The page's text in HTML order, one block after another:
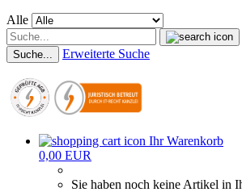
Alle
Suche... Erweiterte Suche
Ihr Warenkorb
0,00 EUR
Sie haben noch keine Artikel in